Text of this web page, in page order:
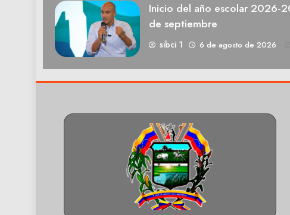
Inicio del año escolar 2026-
de septiembre
sibci 1 6 de agosto de 2026